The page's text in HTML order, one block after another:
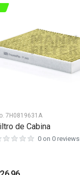
es posible las pastillas
7H0819631A
de Cabina
0 on 0 reviews